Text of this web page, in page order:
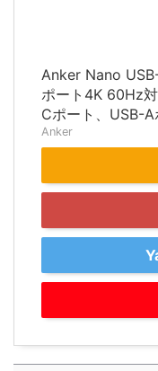
Anker Nano
ポート4K 60Hz
Cポート、USB-
Anker